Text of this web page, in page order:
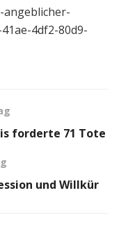
4df2-80d9-
forderte 71 Tote
und Willkür